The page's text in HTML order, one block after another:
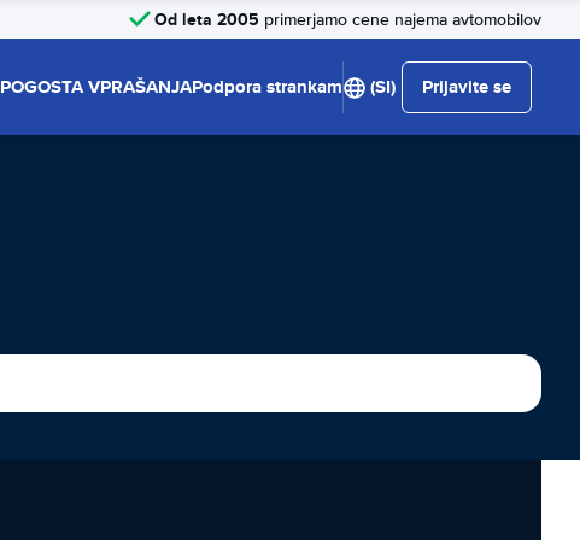
Od leta 2005 primerjamo cene najema avtomobilov
POGOSTA VPRAŠANJAPodpora strankam (SI) Prijavite se